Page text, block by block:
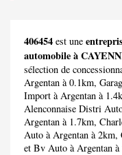
406454 est une
automobile à
sélection de
Argentan à 0.1km,
Import à Argentan à
Alenconnaise Distri
Argentan à 1.7km,
Auto à Argentan à 2km,
et Bv Auto à Argentan